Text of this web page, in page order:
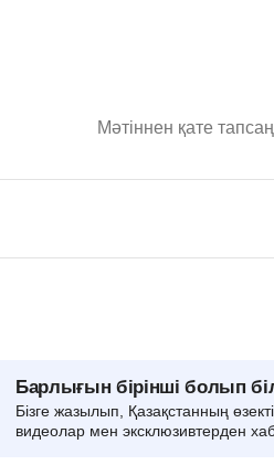
Мәтіннен қате
Барлығын бірінші болып
Бізге жазылып, Қазақстанның
видеолар мен эксклюзивтерден